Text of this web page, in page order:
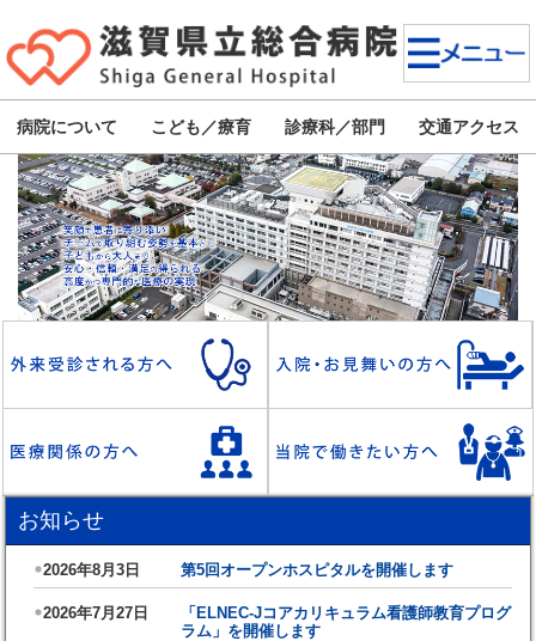
病院について こども／療育 診療科／部門 交通アクセス
お知らせ
2026年8月3日 第5回オープンホスピタルを開催します
2026年7月27日
「ELNEC-Jコアカリキュラム看護師教育プログ
ラム」を開催します